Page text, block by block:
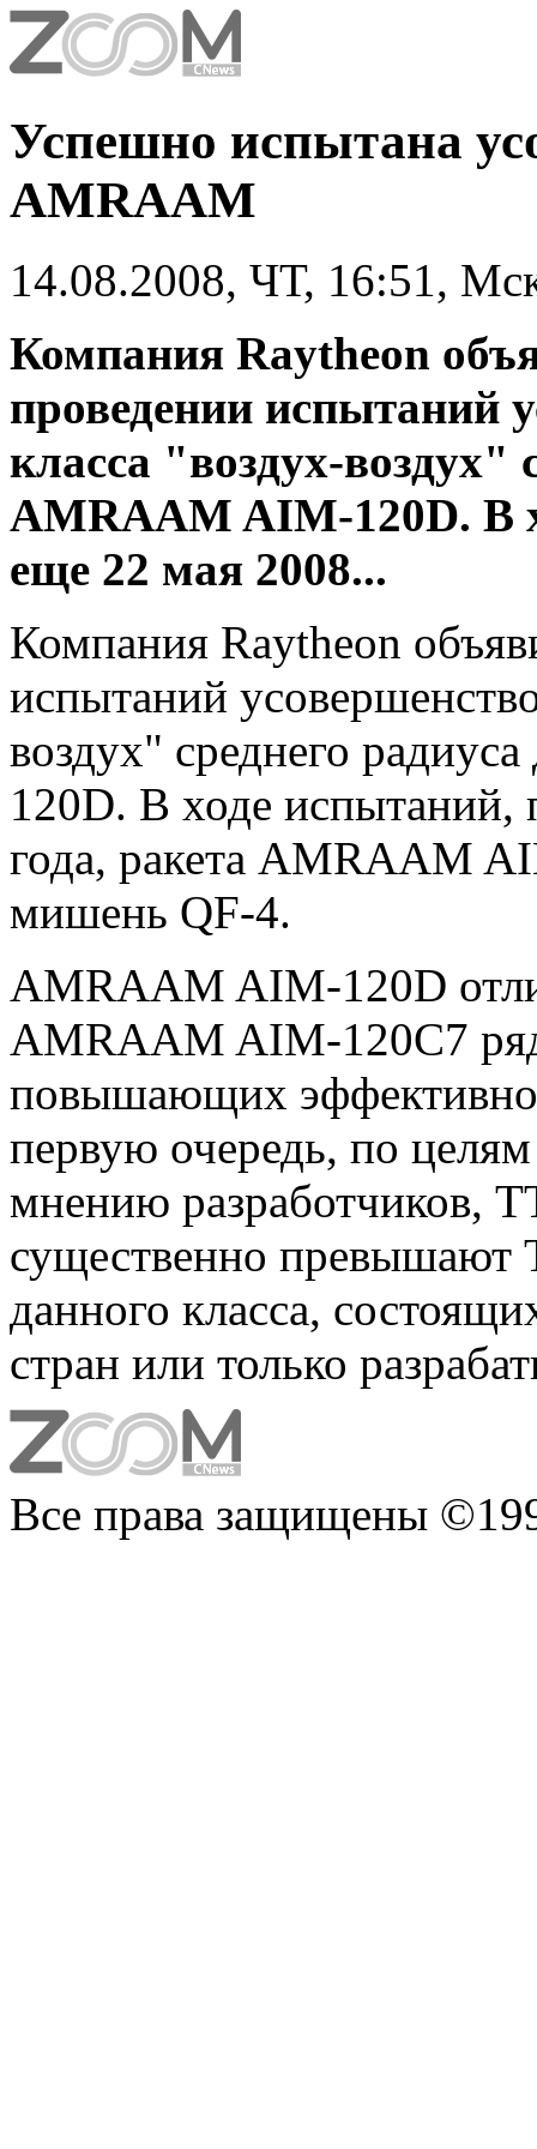
Успешно испытана
AMRAAM
14.08.2008, ЧТ, 16:51,
Компания Raytheon
проведении испытаний
класса "воздух-воздух"
AMRAAM AIM-120D. В
еще 22 мая 2008...
Компания Raytheon
испытаний
воздух" среднего
120D. В ходе
года, ракета AMRAAM
мишень QF-4.
AMRAAM AIM-120D
AMRAAM AIM-120С7
повышающих
первую очередь, по
мнению
существенно
данного класса,
стран или только
Все права защищены